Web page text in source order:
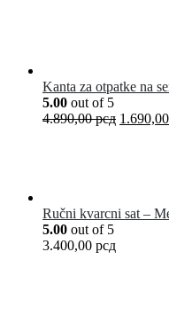
Kanta za otpatke na
5.00 out of 5
4.890,00рсд 1.690,00
Ručni kvarcni sat –
5.00 out of 5
3.400,00 рсд